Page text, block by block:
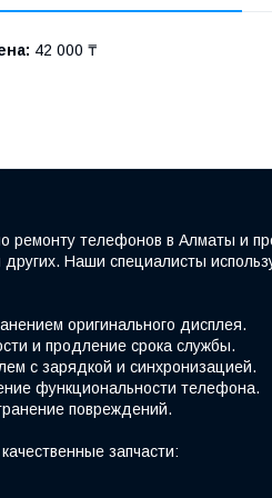
42 000 ₸
телефонов в Алматы и
Наши специалисты
оригинального дисплея.
и продление срока службы.
с зарядкой и синхронизацией.
функциональности телефона.
повреждений.
запчасти: